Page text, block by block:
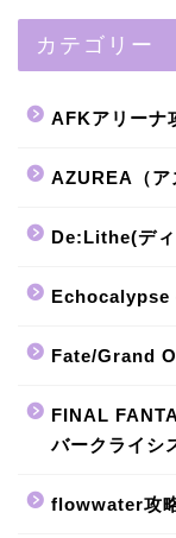
カテゴリー
AFKアリーナ
AZUREA（ア
De:Lithe(デ
Echocalypse
Fate/Grand
FINAL
バークライシ
flowwater攻